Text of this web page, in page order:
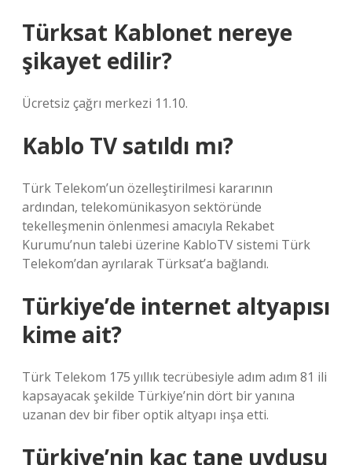
Türksat Kablonet nereye
şikayet edilir?
Ücretsiz çağrı merkezi 11.10.
Kablo TV satıldı mı?
Türk Telekom’un özelleştirilmesi kararının
ardından, telekomünikasyon sektöründe
tekelleşmenin önlenmesi amacıyla Rekabet
Kurumu’nun talebi üzerine KabloTV sistemi Türk
Telekom’dan ayrılarak Türksat’a bağlandı.
Türkiye’de internet altyapısı
kime ait?
Türk Telekom 175 yıllık tecrübesiyle adım adım 81 ili
kapsayacak şekilde Türkiye’nin dört bir yanına
uzanan dev bir fiber optik altyapı inşa etti.
Türkiye’nin kaç tane uydusu